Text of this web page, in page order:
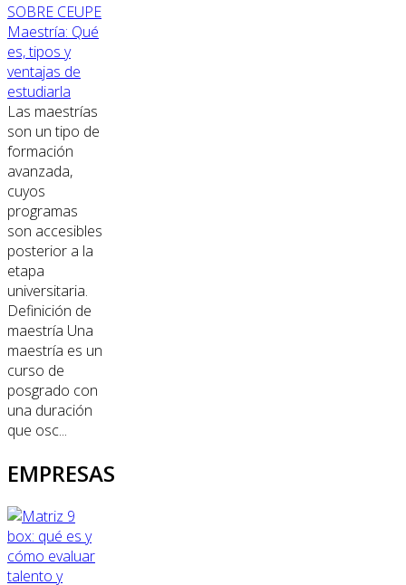
SOBRE CEUPE
Maestría: Qué
es, tipos y
ventajas de
estudiarla
Las maestrías
son un tipo de
formación
avanzada,
cuyos
programas
son accesibles
posterior a la
etapa
universitaria.
Definición de
maestría Una
maestría es un
curso de
posgrado con
una duración
que osc...
EMPRESAS